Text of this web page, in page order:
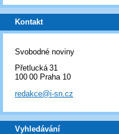
Kontakt
Svobodné noviny
Přetlucká 31
100 00 Praha 10
redakce@i-sn.cz
Vyhledávání